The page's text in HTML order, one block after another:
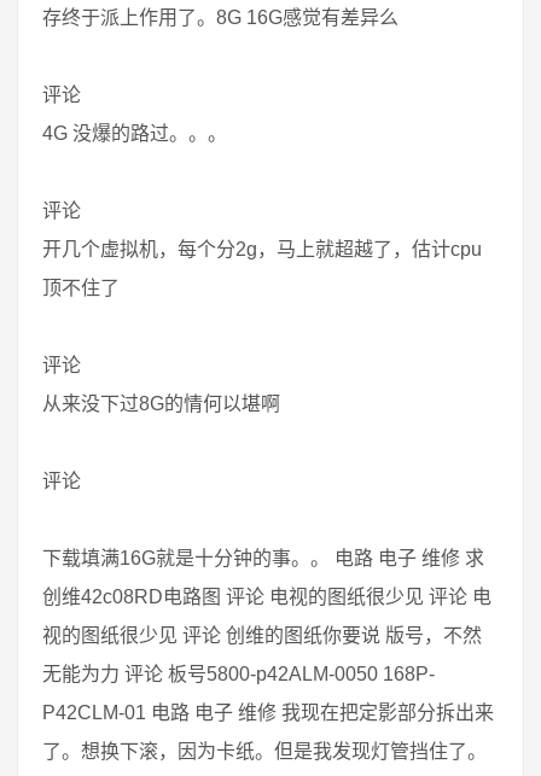
存终于派上作用了。8G 16G感觉有差异么
评论
4G 没爆的路过。。。
评论
开几个虚拟机，每个分2g，马上就超越了，估计cpu
顶不住了
评论
从来没下过8G的情何以堪啊
评论
下载填满16G就是十分钟的事。。 电路 电子 维修 求
创维42c08RD电路图 评论 电视的图纸很少见 评论 电
视的图纸很少见 评论 创维的图纸你要说 版号，不然
无能为力 评论 板号5800-p42ALM-0050 168P-
P42CLM-01 电路 电子 维修 我现在把定影部分拆出来
了。想换下滚，因为卡纸。但是我发现灯管挡住了。